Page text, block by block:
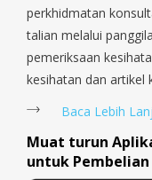
perkhidmatan
talian melalui
pemeriksaan
kesihatan dan artikel
Baca Lebih
Muat turun
untuk